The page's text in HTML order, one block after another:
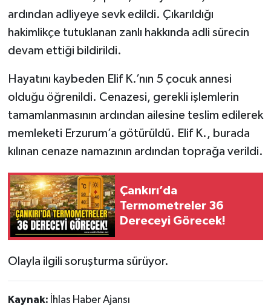
ardından adliyeye sevk edildi. Çıkarıldığı
hakimlikçe tutuklanan zanlı hakkında adli sürecin
devam ettiği bildirildi.
Hayatını kaybeden Elif K.’nın 5 çocuk annesi
olduğu öğrenildi. Cenazesi, gerekli işlemlerin
tamamlanmasının ardından ailesine teslim edilerek
memleketi Erzurum’a götürüldü. Elif K., burada
kılınan cenaze namazının ardından toprağa verildi.
Çankırı’da
Termometreler 36
Dereceyi Görecek!
Olayla ilgili soruşturma sürüyor.
Kaynak: İhlas Haber Ajansı